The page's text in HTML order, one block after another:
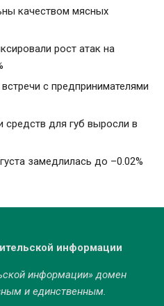
качеством мясных
рост атак на
с предпринимателями
для губ выросли в
замедлилась до –0.02%
информации
информации» домен
и единственным.